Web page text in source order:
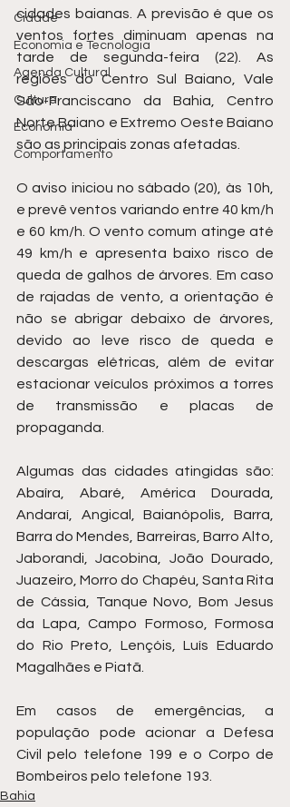
Cidade
Economia e Tecnologia
Agenda Cultural
Cultura
Economia
Comportamento
cidades baianas. A previsão é que os
ventos fortes diminuam apenas na
tarde de segunda-feira (22). As
regiões do Centro Sul Baiano, Vale
São-Franciscano da Bahia, Centro
Norte Baiano e Extremo Oeste Baiano
são as principais zonas afetadas.
O aviso iniciou no sábado (20), às 10h,
e prevê ventos variando entre 40 km/h
e 60 km/h. O vento comum atinge até
49 km/h e apresenta baixo risco de
queda de galhos de árvores. Em caso
de rajadas de vento, a orientação é
não se abrigar debaixo de árvores,
devido ao leve risco de queda e
descargas elétricas, além de evitar
estacionar veículos próximos a torres
de transmissão e placas de
propaganda.
Algumas das cidades atingidas são:
Abaíra, Abaré, América Dourada,
Andaraí, Angical, Baianópolis, Barra,
Barra do Mendes, Barreiras, Barro Alto,
Jaborandi, Jacobina, João Dourado,
Juazeiro, Morro do Chapéu, Santa Rita
de Cássia, Tanque Novo, Bom Jesus
da Lapa, Campo Formoso, Formosa
do Rio Preto, Lençóis, Luís Eduardo
Magalhães e Piatã.
Em casos de emergências, a
população pode acionar a Defesa
Civil pelo telefone 199 e o Corpo de
Bombeiros pelo telefone 193.
Bahia